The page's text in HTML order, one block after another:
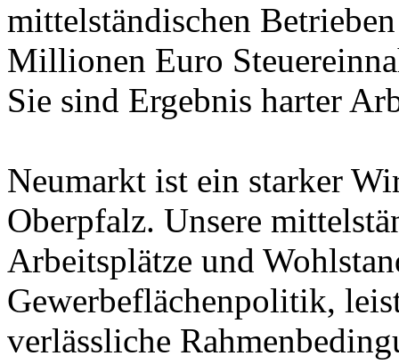
mittelständischen
Millionen Euro
Sie sind Ergebnis harter
Neumarkt ist ein starker
Oberpfalz. Unsere
Arbeitsplätze und
Gewerbeflächenpolitik,
verlässliche